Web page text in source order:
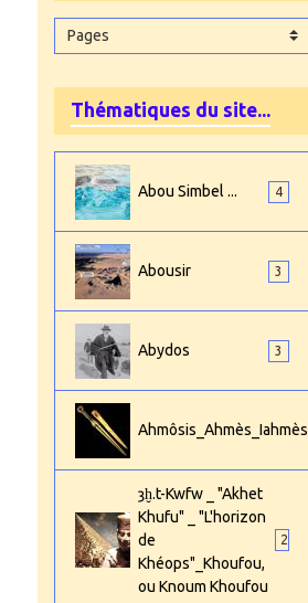
Thématiques du site...
Abou Simbel ... 4
Abousir 3
Abydos 3
Ahmôsis_Ahmès_Iahmès
ȝḫ.t-Kwfw _ "Akhet
Khufu" _ "L'horizon
de
Khéops"_Khoufou,
ou Knoum Khoufou